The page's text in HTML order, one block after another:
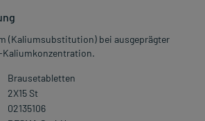
(Kaliumsubstitution) bei ausgeprägter
Brausetabletten
2X15 St
02135106